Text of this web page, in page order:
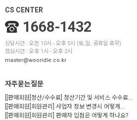
CS CENTER
1668-1432
상담시간 : 오전 10시 - 오후 5시 (토,일, 공휴일 휴무)
점심시간 : 오후 1시 - 오후 2시
master@wooridle.co.kr
자주묻는질문
[[판매회원]정산/수수료] 정산기간 및 서비스 수수료...
[[판매회원]회원관리] 사업자 정보 변경시 어떻게...
[[판매회원]회원관리] 판매자 입점은 어떻게 하나요?